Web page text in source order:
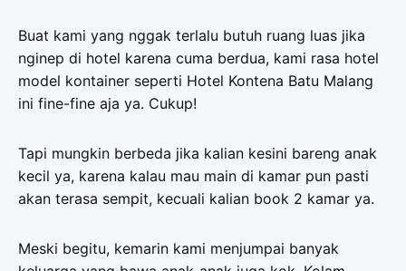
Buat kami yang nggak terlalu butuh ruang luas jika
nginep di hotel karena cuma berdua, kami rasa hotel
model kontainer seperti Hotel Kontena Batu Malang
ini fine-fine aja ya. Cukup!
Tapi mungkin berbeda jika kalian kesini bareng anak
kecil ya, karena kalau mau main di kamar pun pasti
akan terasa sempit, kecuali kalian book 2 kamar ya.
Meski begitu, kemarin kami menjumpai banyak